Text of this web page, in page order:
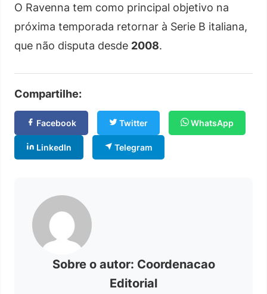
O Ravenna tem como principal objetivo na
próxima temporada retornar à Serie B italiana,
que não disputa desde 2008.
Compartilhe:
Facebook Twitter WhatsApp
LinkedIn Telegram
Sobre o autor: Coordenacao
Editorial